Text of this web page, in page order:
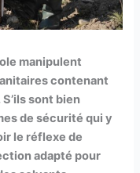
manipulent
contenant
sont bien
de sécurité qui y
le réflexe de
adapté pour